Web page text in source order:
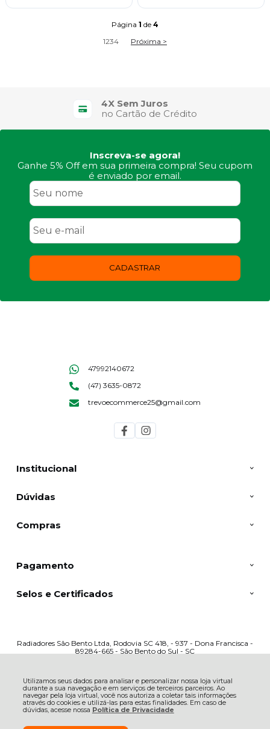
Utilizamos seus dados para analisar e personalizar nossa loja virtual
durante a sua navegação e em serviços de terceiros parceiros. Ao
navegar pela loja virtual, você nos autoriza a coletar tais informações
através do cookies e utilizá-las para estas finalidades. Em caso de
dúvidas, acesse nossa Política de Privacidade
Página 1 de 4
1234 Próxima >
4X Sem Juros
no Cartão de Crédito
Inscreva-se agora!
Ganhe 5% Off em sua primeira compra! Seu cupom
é enviado por email.
CADASTRAR
Institucional
Dúvidas
Compras
47992140672
(47) 3635-0872
trevoecommerce25@gmail.com
Pagamento
Selos e Certificados
Radiadores São Bento Ltda, Rodovia SC 418, - 937 - Dona Francisca -
89284-665 - São Bento do Sul - SC